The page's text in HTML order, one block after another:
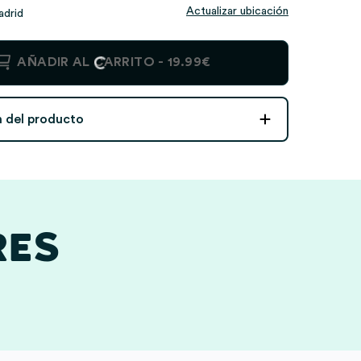
Actualizar ubicación
AÑADIR AL CARRITO - 19.99€
del producto